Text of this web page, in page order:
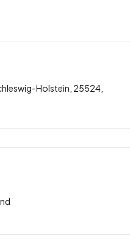
Holstein, 25524,